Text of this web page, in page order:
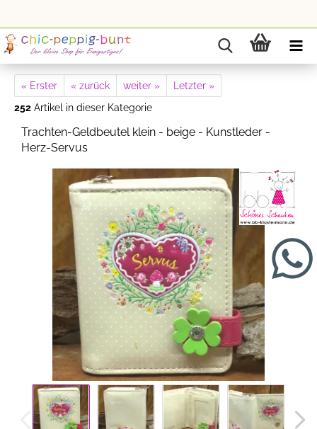
« Erster « zurück weiter »
Letzter »
252 Artikel in dieser Kategorie
Trachten-Geldbeutel klein - beige - Kunstleder -
Herz-Servus